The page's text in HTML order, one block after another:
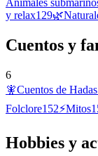
Animales
y relax129🌿
Cuentos y
6
🧚Cuentos de Hadas
Folclore152⚡Mitos
Hobbies y